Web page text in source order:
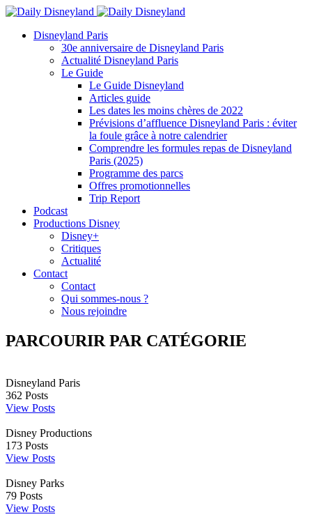
Disneyland Paris
30e anniversaire de Disneyland Paris
Actualité Disneyland Paris
Le Guide
Le Guide Disneyland
Articles guide
Les dates les moins chères de 2022
Prévisions d’affluence Disneyland Paris : éviter
la foule grâce à notre calendrier
Comprendre les formules repas de Disneyland
Paris (2025)
Programme des parcs
Offres promotionnelles
Trip Report
Podcast
Productions Disney
Disney+
Critiques
Actualité
Contact
Contact
Qui sommes-nous ?
Nous rejoindre
PARCOURIR PAR CATÉGORIE
Disneyland Paris
362 Posts
View Posts
Disney Productions
173 Posts
View Posts
Disney Parks
79 Posts
View Posts